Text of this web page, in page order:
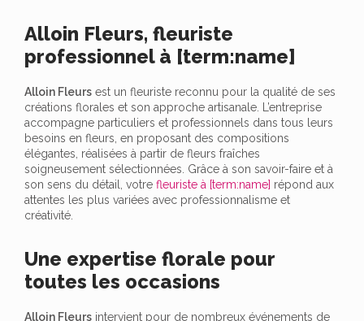
Alloin Fleurs, fleuriste
professionnel à [term:name]
Alloin Fleurs est un fleuriste reconnu pour la qualité de ses
créations florales et son approche artisanale. L’entreprise
accompagne particuliers et professionnels dans tous leurs
besoins en fleurs, en proposant des compositions
élégantes, réalisées à partir de fleurs fraîches
soigneusement sélectionnées. Grâce à son savoir-faire et à
son sens du détail, votre fleuriste à [term:name] répond aux
attentes les plus variées avec professionnalisme et
créativité.
Une expertise florale pour
toutes les occasions
Alloin Fleurs intervient pour de nombreux événements de